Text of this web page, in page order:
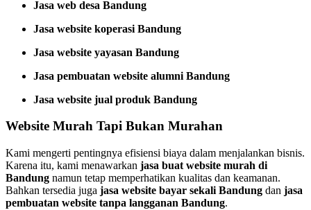
Jasa web desa Bandung
Jasa website koperasi Bandung
Jasa website yayasan Bandung
Jasa pembuatan website alumni Bandung
Jasa website jual produk Bandung
Website Murah Tapi Bukan Murahan
Kami mengerti pentingnya efisiensi biaya dalam menjalankan bisnis.
Karena itu, kami menawarkan jasa buat website murah di
Bandung namun tetap memperhatikan kualitas dan keamanan.
Bahkan tersedia juga jasa website bayar sekali Bandung dan jasa
pembuatan website tanpa langganan Bandung.